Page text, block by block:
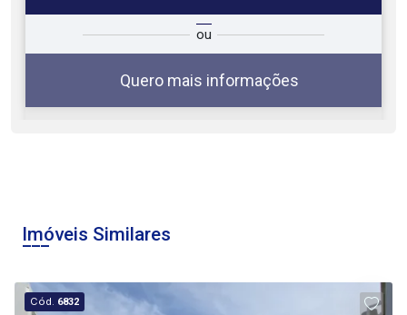
ou
Quero mais informações
Qual o melhor dia e horário para
você?
09:00
Imóveis Similares
Cód. 6832